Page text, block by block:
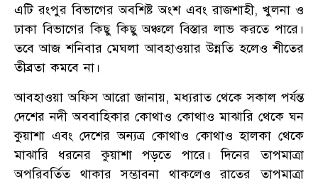
এটি রংপুর বিভাগের অবশিষ্ট অংশ এবং রাজশাহী, খুলনা ও
ঢাকা বিভাগের কিছু কিছু অঞ্চলে বিস্তার লাভ করতে পারে।
তবে আজ শনিবার মেঘলা আবহাওয়ার উন্নতি হলেও শীতের
তীব্রতা কমবে না।
আবহাওয়া অফিস আরো জানায়, মধ্যরাত থেকে সকাল পর্যন্ত
দেশের নদী অববাহিকার কোথাও কোথাও মাঝারি থেকে ঘন
কুয়াশা এবং দেশের অন্যত্র কোথাও কোথাও হালকা থেকে
মাঝারি ধরনের কুয়াশা পড়তে পারে। দিনের তাপমাত্রা
অপরিবর্তিত থাকার সম্ভাবনা থাকলেও রাতের তাপমাত্রা